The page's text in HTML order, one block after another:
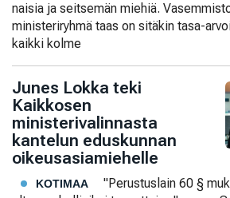
naisia ja seitsemän miehiä.
ministeriryhmä taas on sitäkin tasa-
kaikki kolme
Junes Lokka teki
Kaikkosen
ministerivalinnasta
kantelun eduskunnan
oikeusasiamiehelle
KOTIMAA
"Perustuslain 60 §